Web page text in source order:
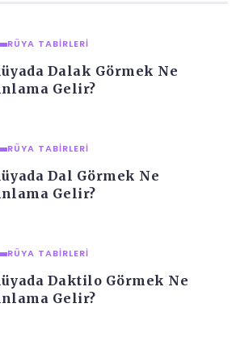
RÜYA TABIRLERI
Dalak Görmek Ne
Gelir?
RÜYA TABIRLERI
Dal Görmek Ne
Gelir?
RÜYA TABIRLERI
Daktilo Görmek Ne
Gelir?